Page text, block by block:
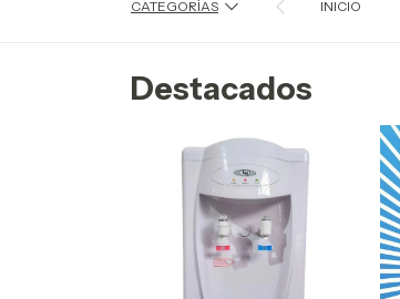
CATEGORÍAS INICIO
Destacados